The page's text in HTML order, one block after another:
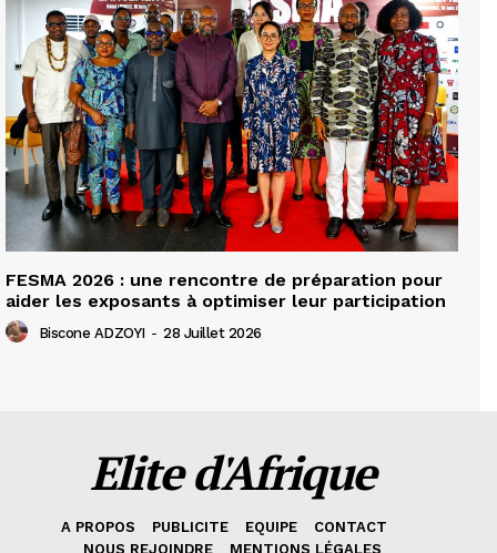
FESMA 2026 : une rencontre de préparation pour
aider les exposants à optimiser leur participation
Biscone ADZOYI - 28 Juillet 2026
Elite d'Afrique
A PROPOS PUBLICITE EQUIPE
CONTACT
NOUS REJOINDRE
MENTIONS LÉGALES